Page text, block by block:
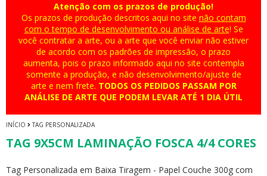
Atenção com os prazos de produção!
Os prazos de produção descritos aqui no site não contam
com o tempo de desenvolvimento ou análise de arte! Se
você contratar a arte, ou a arte que você enviar não estiver
de acordo com os padrões de impressão, o prazo
aumenta, pois o prazo informado aqui no site contempla
somente a produção, e não desenvolvimento/ajuste de
arte e nem frete. TODOS OS PEDIDOS PASSAM POR
ANÁLISE DE ARTE QUE PODEM LEVAR ATÉ 1 DIA ÚTIL
INÍCIO TAG PERSONALIZADA
TAG 9X5CM LAMINAÇÃO FOSCA 4/4 CORES
Tag Personalizada em Baixa Tiragem - Papel Couche 300g com